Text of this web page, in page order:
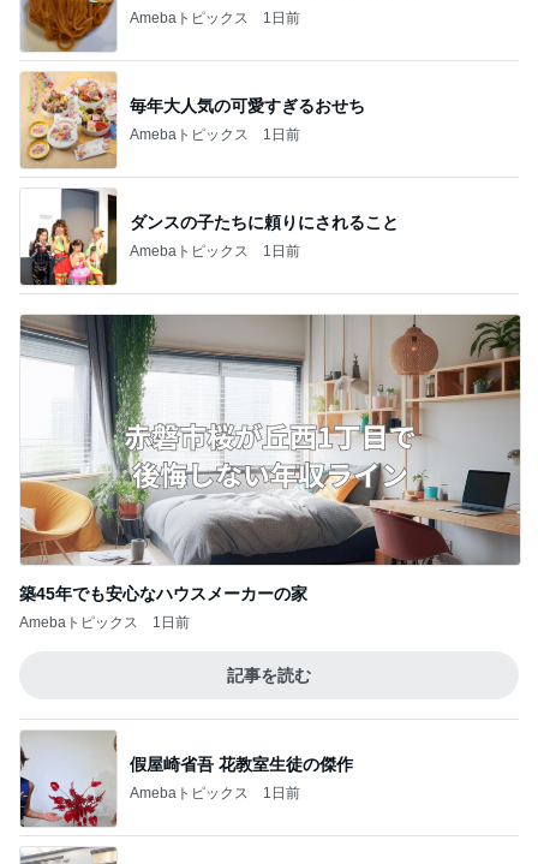
Amebaトピックス 1日前
毎年大人気の可愛すぎるおせち
Amebaトピックス 1日前
ダンスの子たちに頼りにされること
Amebaトピックス 1日前
築45年でも安心なハウスメーカーの家
Amebaトピックス 1日前
記事を読む
假屋崎省吾 花教室生徒の傑作
Amebaトピックス 1日前